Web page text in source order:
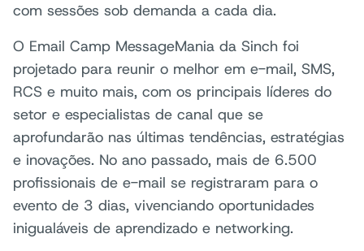
com sessões sob demanda a cada dia.
O Email Camp MessageMania da Sinch foi
projetado para reunir o melhor em e-mail, SMS,
RCS e muito mais, com os principais líderes do
setor e especialistas de canal que se
aprofundarão nas últimas tendências, estratégias
e inovações. No ano passado, mais de 6.500
profissionais de e-mail se registraram para o
evento de 3 dias, vivenciando oportunidades
inigualáveis de aprendizado e networking.